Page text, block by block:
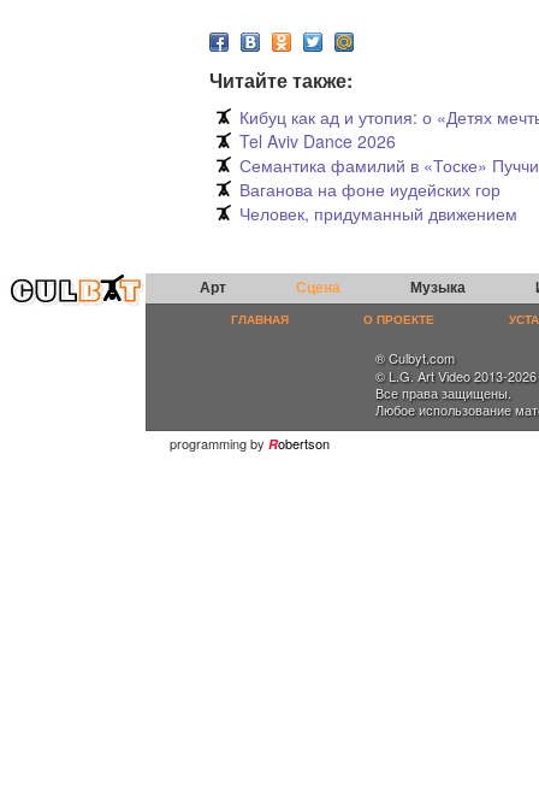
Читайте также:
Кибуц как ад и утопия: о «Детях
Tel Aviv Dance 2026
Семантика фамилий в «Тоске»
Ваганова на фоне иудейских гор
Человек, придуманный движением
Арт Сцена Музыка
ГЛАВНАЯ О ПРОЕКТЕ
® Culbyt.com
© L.G. Art Video 2013-2026
Все права защищены.
Любое использование
programming by Robertson